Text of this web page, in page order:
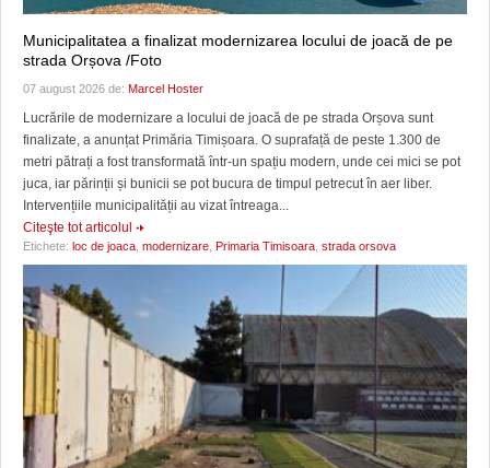
Municipalitatea a finalizat modernizarea locului de joacă de pe
strada Orșova /Foto
07 august 2026 de: Marcel Hoster
Lucrările de modernizare a locului de joacă de pe strada Orșova sunt
finalizate, a anunțat Primăria Timișoara. O suprafață de peste 1.300 de
metri pătrați a fost transformată într-un spațiu modern, unde cei mici se pot
juca, iar părinții și bunicii se pot bucura de timpul petrecut în aer liber.
Intervențiile municipalității au vizat întreaga...
Citeşte tot articolul
Etichete: loc de joaca modernizare Primaria Timisoara strada orsova